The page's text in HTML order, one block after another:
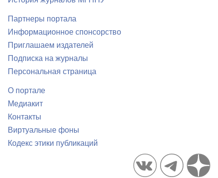
Партнеры портала
Информационное спонсорство
Приглашаем издателей
Подписка на журналы
Персональная страница
О портале
Медиакит
Контакты
Виртуальные фоны
Кодекс этики публикаций